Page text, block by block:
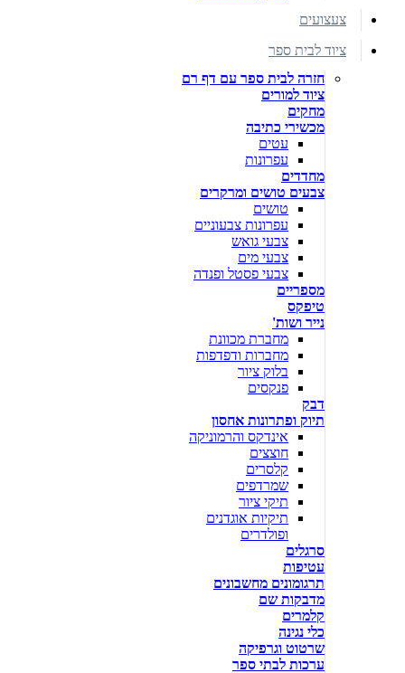
צעצועים
ציוד לבית ספר
חזרה לבית ספר עם דף רם
ציוד למורים
מחקים
מכשירי כתיבה
עטים
עפרונות
מחדדים
צבעים טושים ומרקרים
טושים
עפרונות צבעוניים
צבעי גואש
צבעי מים
צבעי פסטל ופנדה
מספריים
טיפקס
נייר ושות'
מחברת מכוונת
מחברות ודפדפות
בלוק ציור
פנקסים
דבק
תיוק ופתרונות אחסון
אינדקס והרמוניקה
חוצצים
קלסרים
שמרדפים
תיקי ציור
תיקיות אוגדנים
ופולדרים
סרגלים
עטיפות
תרגומונים מחשבונים
מדבקות שם
קלמרים
כלי נגינה
שרטוט וגרפיקה
ערכות לבתי ספר